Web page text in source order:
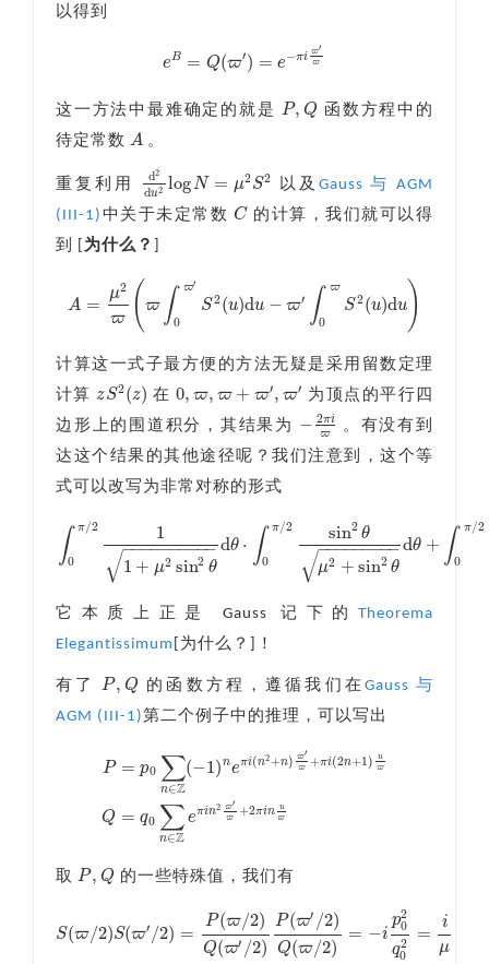
以得到
eB = Q(ϖ′) = e−πi ϖ′
ϖ
eB= Q(ϖ′) =e −π iϖ
这一方法中最难确定的就是 P, Q
P,Q
函数方程中的
待定常数 A
A。
重复利用 d2
du2 logN = μ2S2
d2du2logN=μ 2S2 以及 Gauss 与 AGM
(III-1) 中关于未定常数 C
C
的计算，我们就可以得
到 [ 为什么？
A =
μ2
ϖ ( ϖ ∫ ϖ′
0
S2(u)du − ϖ′ ∫ ϖ
0
S2(u)du)
A= μ 2ϖ ϖ ϖ′ 2(u)du −ϖ ′∫0 ϖS u)d u)
计算这一式子最方便的方法无疑是采用留数定理
计算zS2(z)
zS2( z) 在0, ϖ, ϖ + ϖ′, ϖ′
0, ϖ,ϖ+ϖ′,ϖ′
为顶点的平行四
边形上的围道积分，其结果为 − 2πi
ϖ
−2 πiϖ 。有没有到
达这个结果的其他途径呢？我们注意到，这个等
式可以改写为非常对称的形式
∫ π/2
0
1
1 + μ2 sin2 θ
− −
−−−−−−−−
√
dθ ⋅ ∫ π/2
0
sin2 θ
μ2 + sin2 θ
− −
−−−−−−−
√
dθ + ∫ π/2
0
/2 1 +μ2 θdθ 2sin 2 sin2 θ+ 0π
它本质上正是 Gauss 记下的 Theorema
Elegantissimum [为什么？]！
有了P, Q
P,Q 的函数方程，遵循我们在 Gauss 与
AGM (III-1)第二个例子中的推理，可以写出
P
Q
= p0 ∑
n∈Z
(−1 )neπi(n2+n) ϖ′
ϖ +πi(2n+1)
u
ϖ
= q0 ∑
n∈Z
eπin2 ϖ′
ϖ +2πin u
ϖ
∈Z(− ne π i(n 2+ n) ϖ
取 P, Q
P,Q 的一些特殊值，我们有
S(ϖ/2)S(ϖ′ /2) =
P(ϖ/2)
Q(ϖ′ /2)
P(ϖ′ /2)
Q(ϖ/2)
= −i
p2
0
q2
0
=
i
μ
S( ϖ/2 )S(ϖ′/2 )=P( ϖ/ 2)Q(ϖ′/2)P (ϖ′/2)Q(ϖ 2) =−ip 02q 02 =iμ